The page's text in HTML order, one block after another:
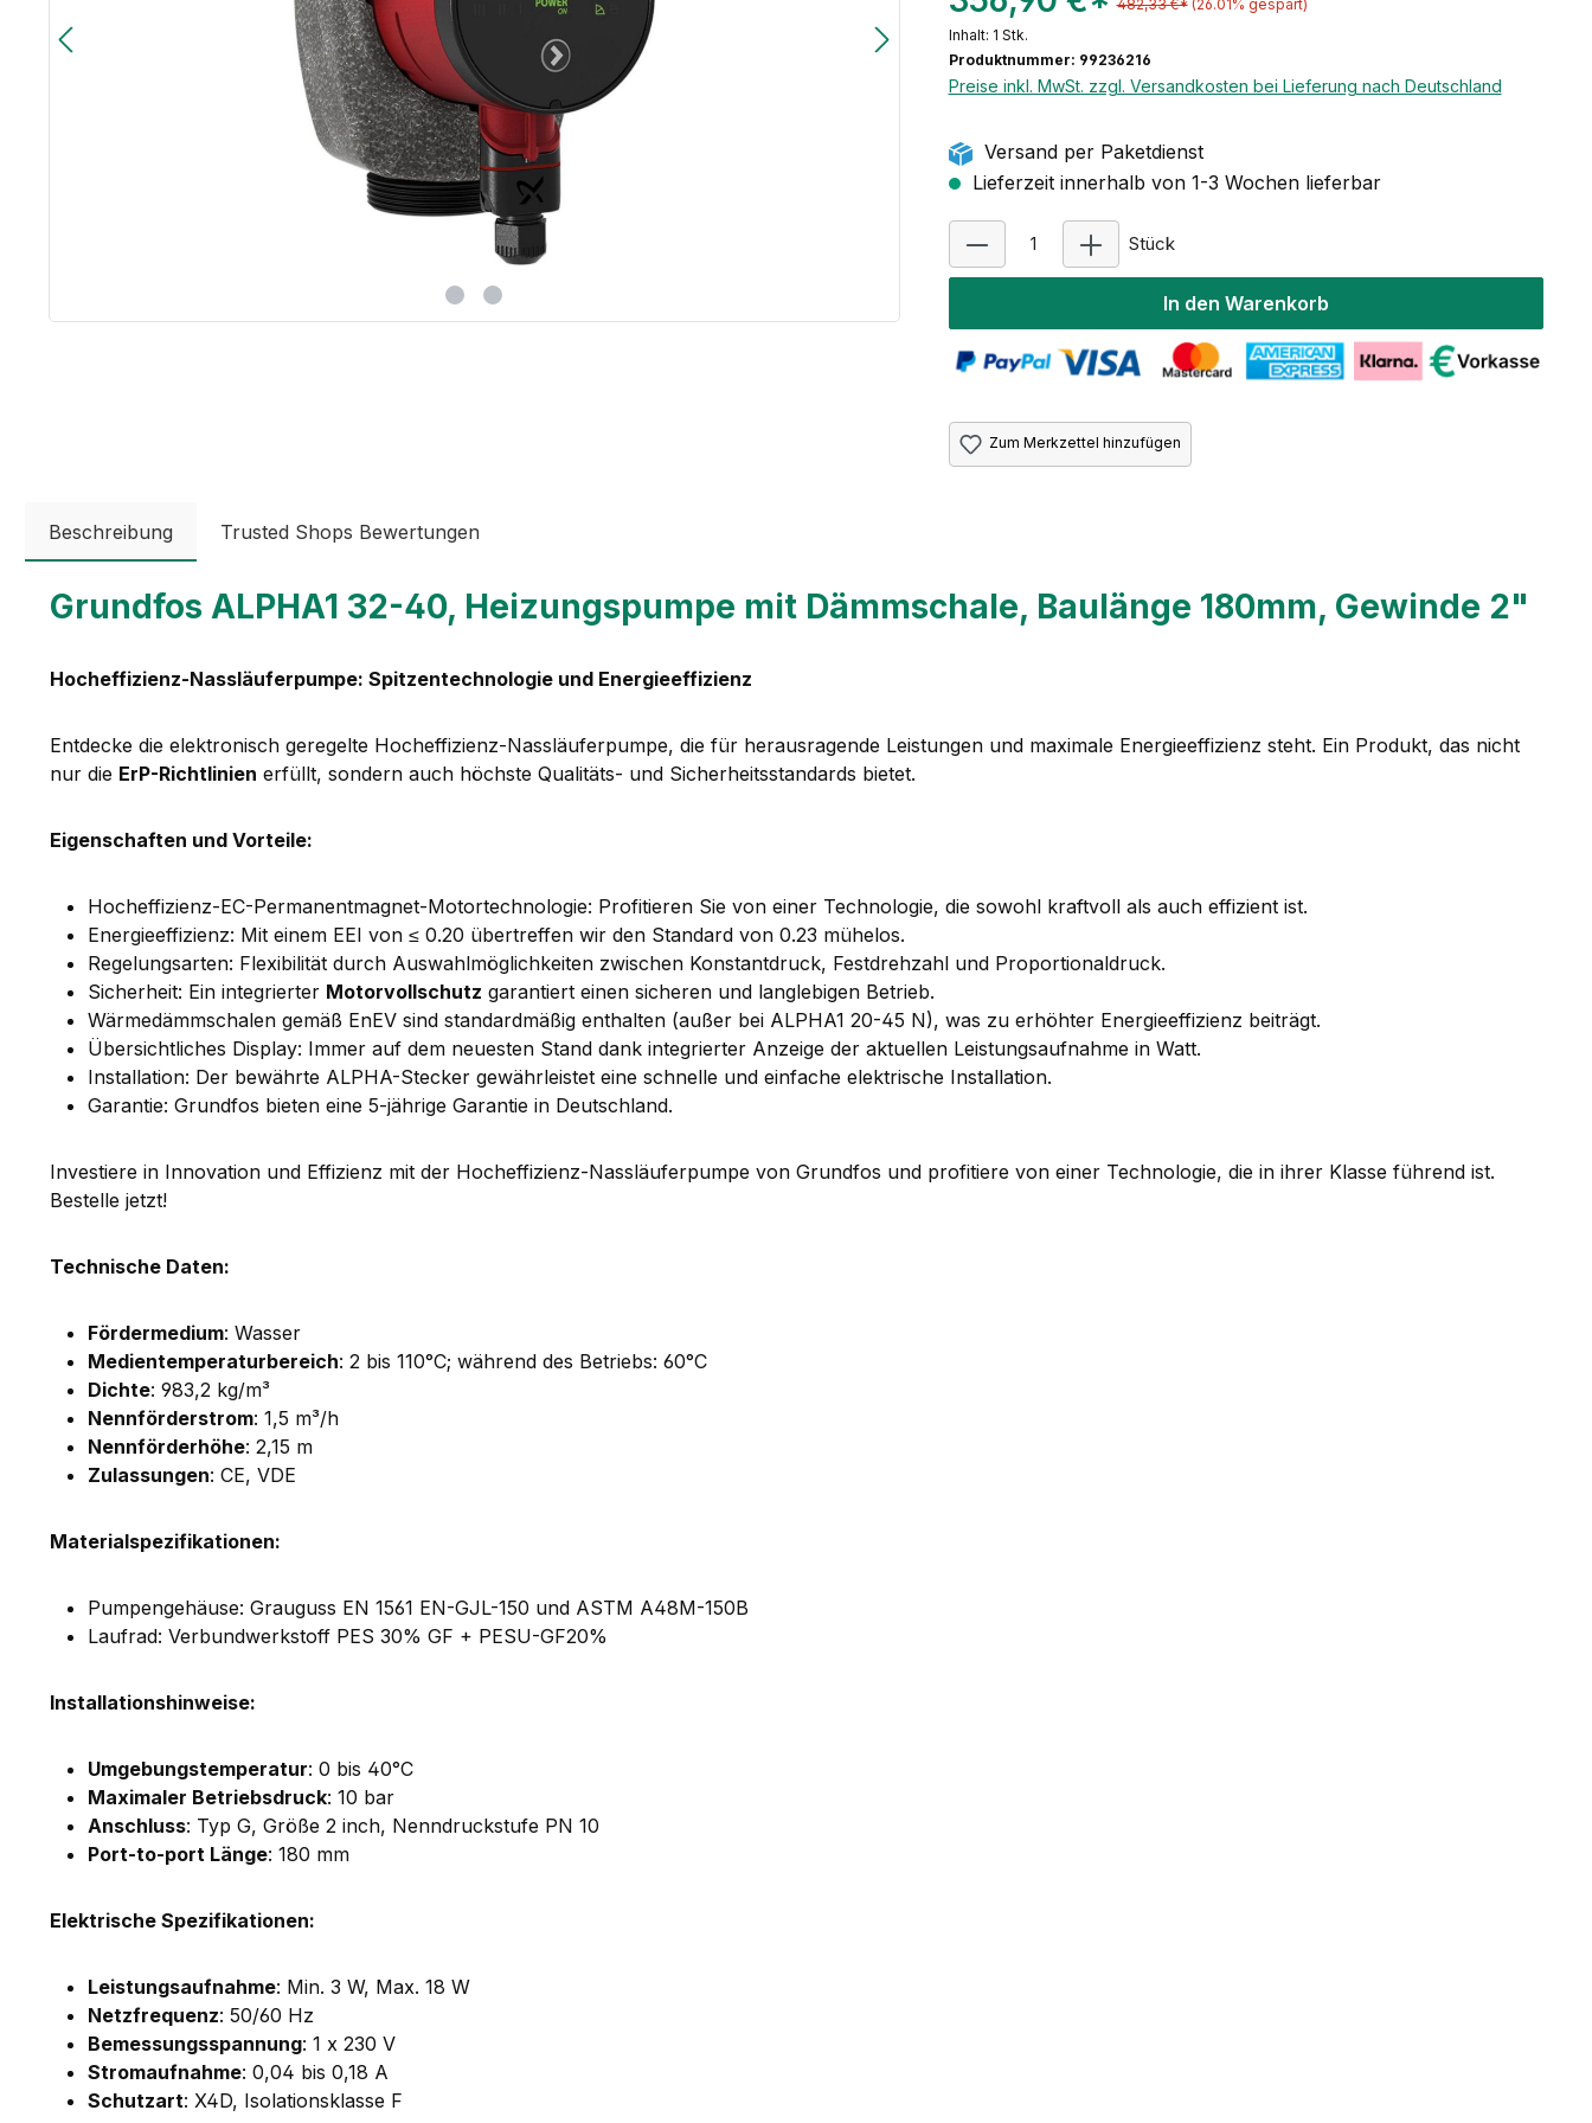
482,33 €* (26.01% gespart)
Inhalt: 1 Stk.
Produktnummer: 99236216
Preise inkl. MwSt. zzgl. Versandkosten bei Lieferung nach Deutschland
Versand per Paketdienst
Lieferzeit innerhalb von 1-3 Wochen lieferbar
Stück
In den Warenkorb
Zum Merkzettel hinzufügen
Beschreibung Trusted Shops Bewertungen
Grundfos ALPHA1 32-40, Heizungspumpe mit Dämmschale, Baulänge 180mm, Gewinde 2"
Hocheffizienz-Nassläuferpumpe: Spitzentechnologie und Energieeffizienz
Entdecke die elektronisch geregelte Hocheffizienz-Nassläuferpumpe, die für herausragende Leistungen und maximale Energieeffizienz steht. Ein Produkt, das nicht
nur die ErP-Richtlinien erfüllt, sondern auch höchste Qualitäts- und Sicherheitsstandards bietet.
Eigenschaften und Vorteile:
Hocheffizienz-EC-Permanentmagnet-Motortechnologie: Profitieren Sie von einer Technologie, die sowohl kraftvoll als auch effizient ist.
Energieeffizienz: Mit einem EEI von ≤ 0.20 übertreffen wir den Standard von 0.23 mühelos.
Regelungsarten: Flexibilität durch Auswahlmöglichkeiten zwischen Konstantdruck, Festdrehzahl und Proportionaldruck.
Sicherheit: Ein integrierter Motorvollschutz garantiert einen sicheren und langlebigen Betrieb.
Wärmedämmschalen gemäß EnEV sind standardmäßig enthalten (außer bei ALPHA1 20-45 N), was zu erhöhter Energieeffizienz beiträgt.
Übersichtliches Display: Immer auf dem neuesten Stand dank integrierter Anzeige der aktuellen Leistungsaufnahme in Watt.
Installation: Der bewährte ALPHA-Stecker gewährleistet eine schnelle und einfache elektrische Installation.
Garantie: Grundfos bieten eine 5-jährige Garantie in Deutschland.
Investiere in Innovation und Effizienz mit der Hocheffizienz-Nassläuferpumpe von Grundfos und profitiere von einer Technologie, die in ihrer Klasse führend ist.
Bestelle jetzt!
Technische Daten:
Fördermedium: Wasser
Medientemperaturbereich: 2 bis 110°C; während des Betriebs: 60°C
Dichte: 983,2 kg/m³
Nennförderstrom: 1,5 m³/h
Nennförderhöhe: 2,15 m
Zulassungen: CE, VDE
Materialspezifikationen:
Pumpengehäuse: Grauguss EN 1561 EN-GJL-150 und ASTM A48M-150B
Laufrad: Verbundwerkstoff PES 30% GF + PESU-GF20%
Installationshinweise:
Umgebungstemperatur: 0 bis 40°C
Maximaler Betriebsdruck: 10 bar
Anschluss: Typ G, Größe 2 inch, Nenndruckstufe PN 10
Port-to-port Länge: 180 mm
Elektrische Spezifikationen:
Leistungsaufnahme: Min. 3 W, Max. 18 W
Netzfrequenz: 50/60 Hz
Bemessungsspannung: 1 x 230 V
Stromaufnahme: 0,04 bis 0,18 A
Schutzart: X4D, Isolationsklasse F